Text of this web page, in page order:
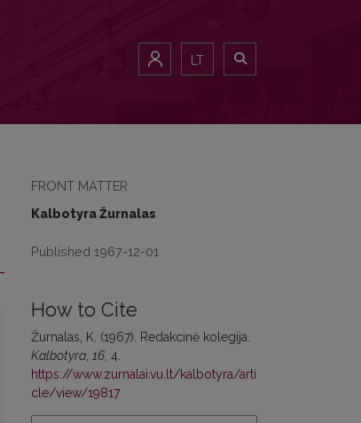
LT
FRONT MATTER
Kalbotyra Žurnalas
Published 1967-12-01
How to Cite
Žurnalas, K. (1967). Redakcinė kolegija.
Kalbotyra 16 , 4.
https://www.zurnalai.vu.lt/kalbotyra/arti
cle/view/19817